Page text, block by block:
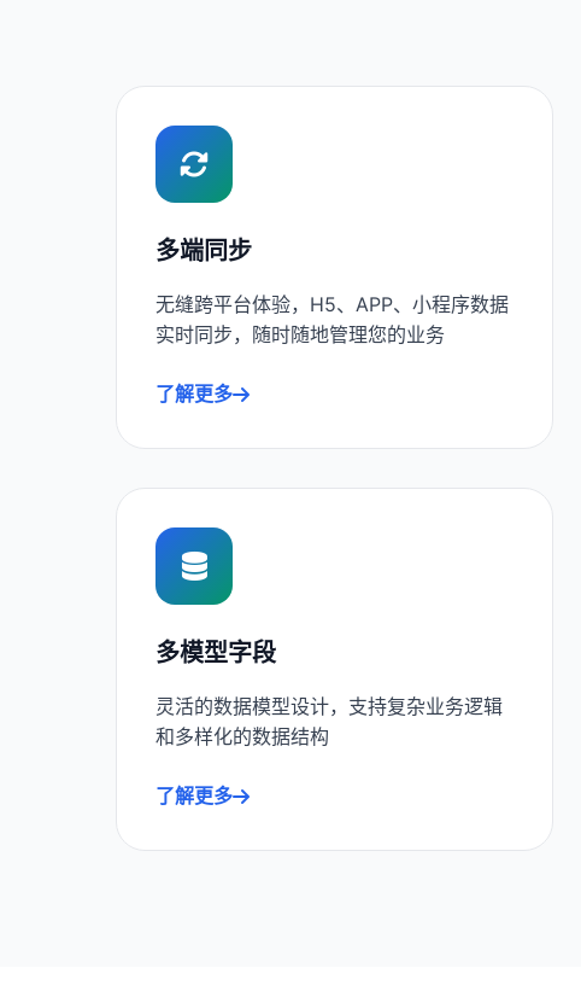
多端同步
无缝跨平台体验，H5、APP、小程序数据
实时同步，随时随地管理您的业务
了解更多
多模型字段
灵活的数据模型设计，支持复杂业务逻辑
和多样化的数据结构
了解更多